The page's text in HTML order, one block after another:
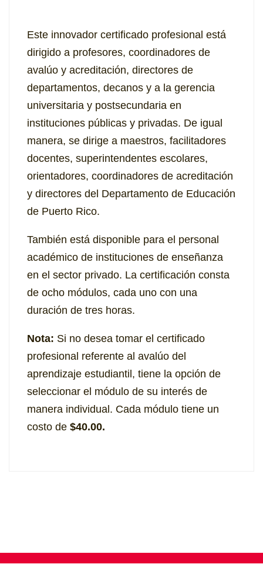
Este innovador certificado profesional está
dirigido a profesores, coordinadores de
avalúo y acreditación, directores de
departamentos, decanos y a la gerencia
universitaria y postsecundaria en
instituciones públicas y privadas. De igual
manera, se dirige a maestros, facilitadores
docentes, superintendentes escolares,
orientadores, coordinadores de acreditación
y directores del Departamento de Educación
de Puerto Rico.
También está disponible para el personal
académico de instituciones de enseñanza
en el sector privado. La certificación consta
de ocho módulos, cada uno con una
duración de tres horas.
Nota: Si no desea tomar el certificado
profesional referente al avalúo del
aprendizaje estudiantil, tiene la opción de
seleccionar el módulo de su interés de
manera individual. Cada módulo tiene un
costo de $40.00.